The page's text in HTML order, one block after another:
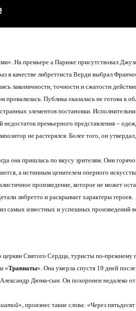
На премьере а Париже присутствовал
в качестве либреттиста Верди выбрал
лаконичности, точности и сжатости
провалилась. Публика оказалась не готова к
элементов постановки.
премьерного представления –
не растерялся. Более того, он
она пришлась по вкусу зрителям. Они
а истинным ценителем оперного
произведение, которое не может
либретто и раскрывает характеры героев.
самых известных и успешных произведений
Святого Сердца, туристы по-прежнему
«Травиаты». Она умерла спустя 19 дней
Дюма-сын. Он похоронен недалеко
», произнес такие слова: «Через